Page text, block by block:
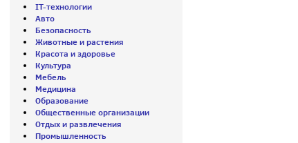
IT-технологии
Авто
Безопасность
Животные и растения
Красота и здоровье
Культура
Мебель
Медицина
Образование
Общественные организации
Отдых и развлечения
Промышленность